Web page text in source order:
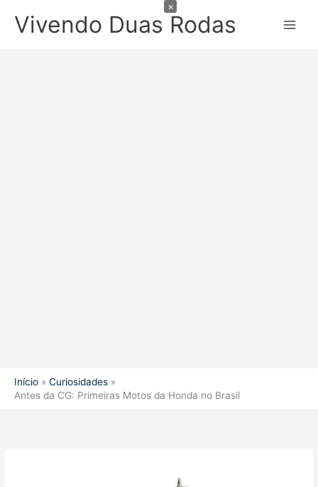
paraVivendo Duas Rodas
Início
Curiosidades
Antes da CG: Primeiras Motos da Honda no Brasil
×